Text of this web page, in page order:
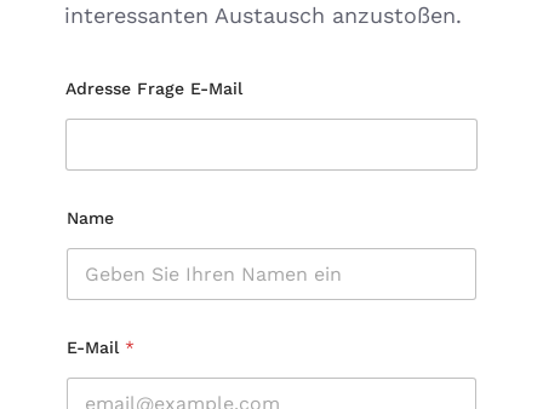
interessanten Austausch anzustoßen.
Adresse Frage E-Mail
Name
E-Mail *